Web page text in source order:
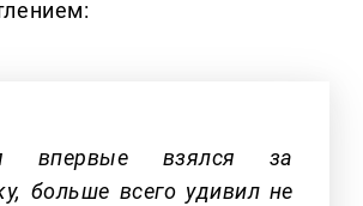
впервые взялся за
больше всего удивил не